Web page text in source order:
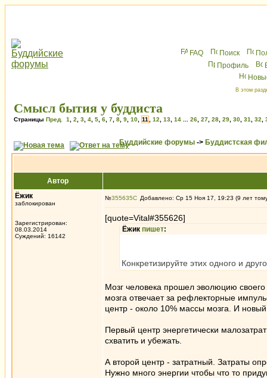
FAQ Поиск
Профиль
В этом
Смысл бытия у буддиста
Страницы Пред. 1 2 3 4 5 6 7 8 9 10 11 12 13 14 26 27 28 29 30 31 32
Буддийские форумы -> Буддистская
Автор
Ёжик
заблокирован
Зарегистрирован:
08.03.2014
Суждений: 16142
№355635 Добавлено: Ср 15 Ноя 17, 19:23 (9 лет
[quote=Vital#355626]
Ёжик пишет:
Конкретизируйте этих одного и
Мозг человека прошел эволюцию
мозга отвечает за рефлекторные
центр - около 10% массы мозга. И
Первый центр энергетически
схватить и убежать.
А второй центр - затратный. Затраты
Нужно много энергии чтобы что то